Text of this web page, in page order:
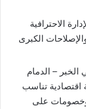
الاحترافية
الكبرى
الخبر – الدمام
اقتصادية تناسب
وخصومات على